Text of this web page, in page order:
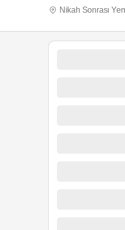
Nikah Sonrası